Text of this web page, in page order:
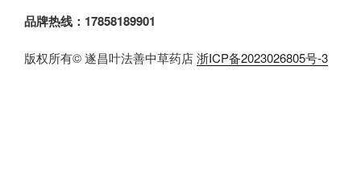
品牌热线：17858189901
版权所有© 遂昌叶法善中草药店浙ICP备2023026805号-3